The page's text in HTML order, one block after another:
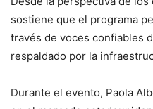
sostiene que el programa
través de voces confiables
respaldado por la
Durante el evento, Paola